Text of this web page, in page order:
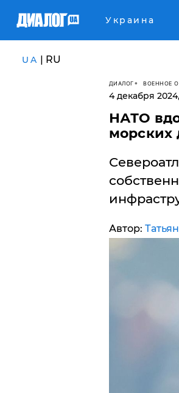
Украина
UA | RU
ДИАЛОГ ВОЕННОЕ
4 декабря
​НАТО
морских
Автор: